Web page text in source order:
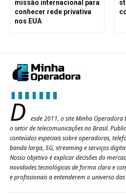
missão internacional para
conhecer rede privativa
nos EUA
D
esde 2011, o site Minha
o setor de telecomunicações no Brasil.
conteúdos especiais sobre operadoras,
banda larga, 5G, streaming e serviços
Nosso objetivo é explicar decisões do
novidades tecnológicas de forma clara e
e profissionais a entenderem o universo